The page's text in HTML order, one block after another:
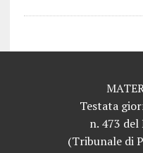
Testata
n. 473
(Tribunale di